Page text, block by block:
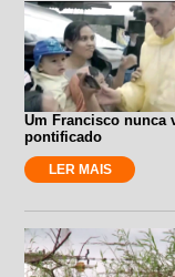
Um Francisco nunca
pontificado
LER MAIS